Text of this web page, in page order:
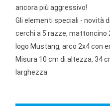
ancora più aggressivo!
Gli elementi speciali - novità
cerchi a 5 razze, mattoncino
logo Mustang, arco 2x4 con
Misura 10 cm di altezza, 34
larghezza.